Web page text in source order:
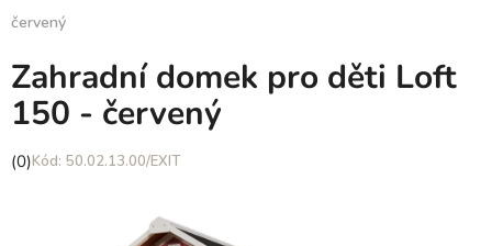
červený
Zahradní domek pro děti Loft
150 - červený
Průměrné
(0) 50.02.13.00/EXIT